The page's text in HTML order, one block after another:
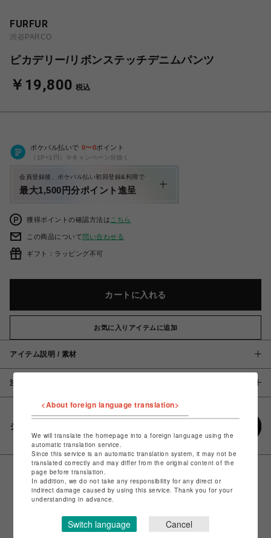
FURFUR
渋谷PARCO
ピカデリー/リボンステッチデニムパンツ
￥19,800 税込
ポケパル払いで 0〜0ポイント
（1P=1円）※キャンペーン分除く
会員登録後、ポケパル払い初回登録&利用で
最大1,500円分ポイント進呈
獲得ポイントの確認方法は こちら
この商品について問い合わせる
ギフト：ラッピング不可
カートに入れる
お気に入りアイテムに追加
アイテム説明 / 素材
注意事項
シェアする
<About foreign language translation>
We will translate the homepage into a foreign language using the
automatic translation service.
Since this service is an automatic translation system, it may not be
translated correctly and may differ from the original content of the
page before translation.
In addition, we do not take any responsibility for any direct or
indirect damage caused by using this service. Thank you for your
understanding in advance.
Switch language Cancel